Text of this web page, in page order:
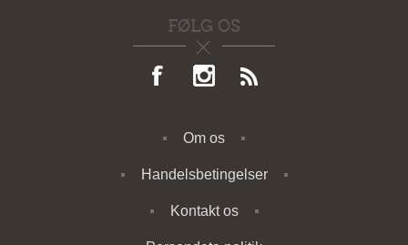
FØLG OS
Om os
Handelsbetingelser
Kontakt os